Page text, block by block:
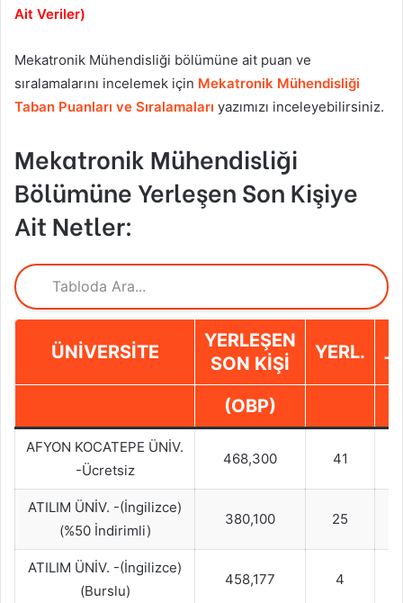
Ait Veriler)
Mekatronik Mühendisliği bölümüne ait puan ve
sıralamalarını incelemek için Mekatronik Mühendisliği
Taban Puanları ve Sıralamaları yazımızı inceleyebilirsiniz.
Mekatronik Mühendisliği
Bölümüne Yerleşen Son Kişiye
Ait Netler:
ÜNIVERSITE
YERLEŞEN
SON KIŞI
YERL.
(OBP)
AFYON KOCATEPE ÜNİV.
-Ücretsiz
468,300 41
ATILIM ÜNİV. -(İngilizce)
(%50 İndirimli)
380,100 25
ATILIM ÜNİV. -(İngilizce)
(Burslu)
458,177 4